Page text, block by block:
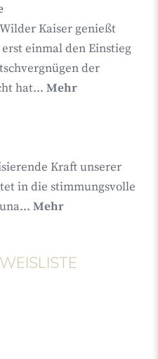
Kaiser genießt
einmal den Einstieg
der
hat... Mehr
Kraft unserer
in die stimmungsvolle
Mehr